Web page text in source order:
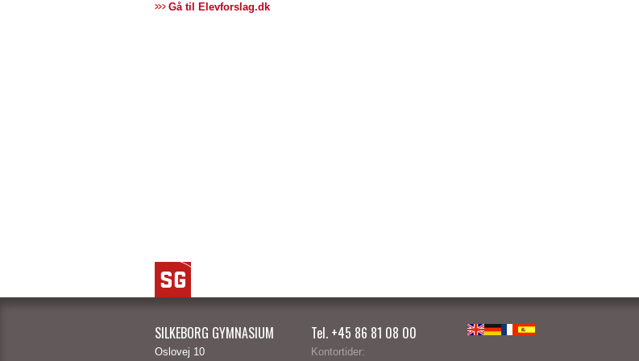
Gå til Elevforslag.dk
SILKEBORG GYMNASIUM
Oslovej 10
Tel. +45 86 81 08 00
Kontortider:
EnglishDeutsch
FrançaisEspañol